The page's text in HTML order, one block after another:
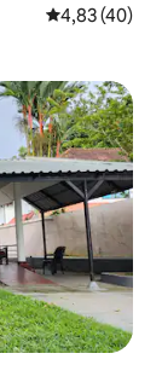
4,83 de uma
4,83 (40)